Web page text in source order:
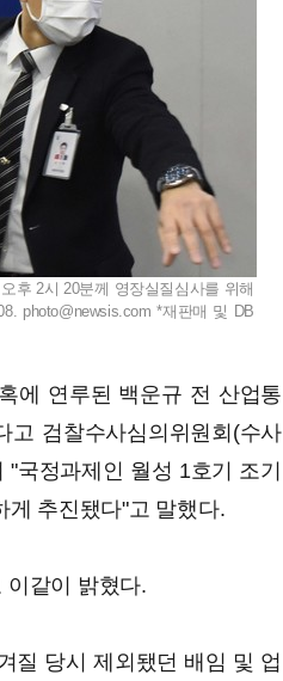
후 2시 20분께 영장실질심사를 위해
photo@newsis.com *재판매 및 DB
에 연루된 백운규 전 산업통
고 검찰수사심의위원회(수사
국정과제인 월성 1호기 조기
게 추진됐다"고 말했다.
이같이 밝혔다.
질 당시 제외됐던 배임 및 업